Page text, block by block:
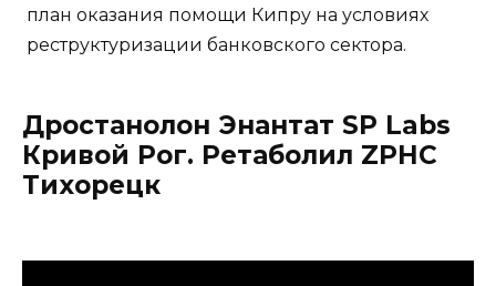
план оказания помощи Кипру на условиях
реструктуризации банковского сектора.
Дростанолон Энантат SP Labs
Кривой Рог. Ретаболил ZPHC
Тихорецк